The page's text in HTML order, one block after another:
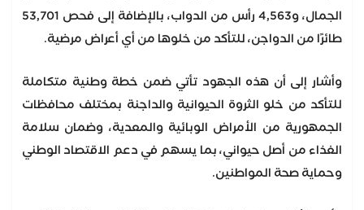
الجمال، و4,563 رأس من الدواب، بالإضافة إلى فحص 53,701
طائرًا من الدواجن، للتأكد من خلوها من أي أعراض مرضية.
وأشار إلى أن هذه الجهود تأتي ضمن خطة وطنية متكاملة
للتأكد من خلو الثروة الحيوانية والداجنة بمختلف محافظات
الجمهورية من الأمراض الوبائية والمعدية، وضمان سلامة
الغذاء من أصل حيواني، بما يسهم في دعم الاقتصاد الوطني
وحماية صحة المواطنين.